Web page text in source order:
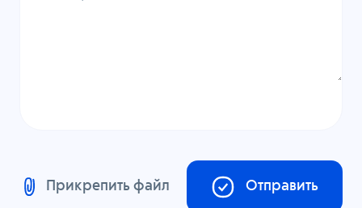
Прикрепить файл Отправить